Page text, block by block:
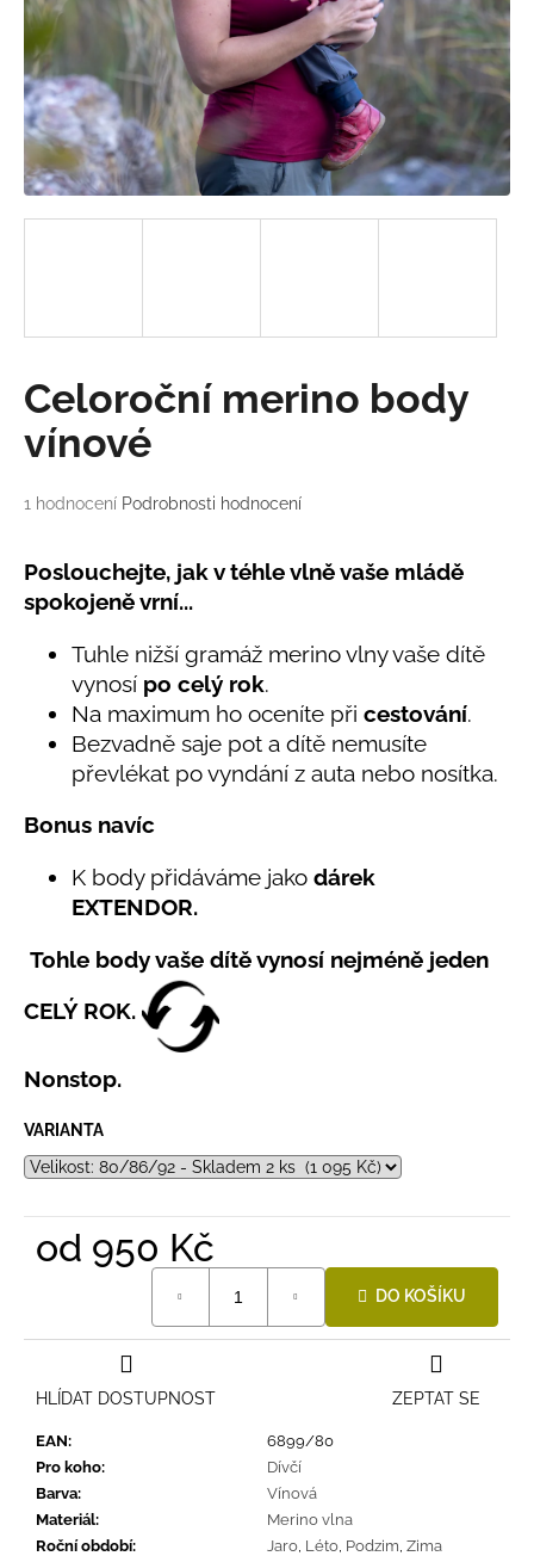
Průměrné
je
z
hvězdiček.
1 hodnocení Podrobnosti hodnocení
Celoroční merino body
vínové
Poslouchejte, jak v téhle vlně vaše mládě
spokojeně vrní...
Tuhle nižší gramáž merino vlny vaše dítě
vynosí po celý rok.
Na maximum ho oceníte při cestování.
Bezvadně saje pot a dítě nemusíte
převlékat po vyndání z auta nebo nosítka.
Bonus navíc
K body přidáváme jako dárek
EXTENDOR.
Tohle body vaše dítě vynosí nejméně jeden
CELÝ ROK.
Nonstop.
VARIANTA
od 950 Kč
DO KOŠÍKU
EAN:
6899/80
Pro koho:
Dívčí
Barva:
Vínová
Materiál:
Merino vlna
Roční období: Jaro Léto Podzim Zima
ZEPTAT SE
HLÍDAT DOSTUPNOST
a
j
í
t
?
D
o
p
o
u
u
j
e
LETNÍ
ČEPICE
SVĚTLE
395